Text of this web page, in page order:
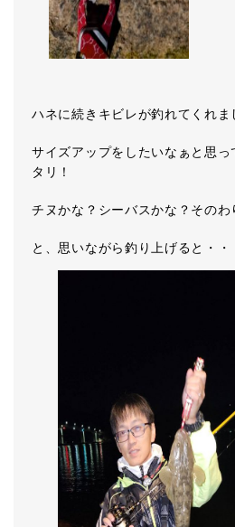
ハネに続きキビレが釣れてくれま
サイズアップをしたいなぁと思
タリ！
チヌかな？シーバスかな？そのわ
と、思いながら釣り上げると・・